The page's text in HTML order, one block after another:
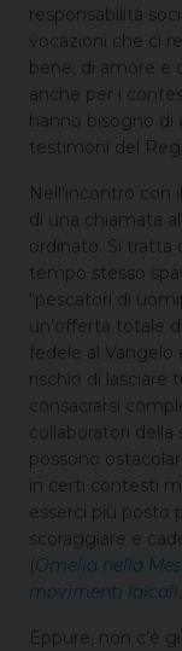
responsabilità
vocazioni che ci
bene, di amore e
anche per i
hanno bisogno di
testimoni del
Nell’incontro con
di una chiamata
ordinato. Si tratta
tempo stesso
“pescatori di
un’offerta totale
fedele al Vangelo
rischio di lasciare
consacrarsi
collaboratori della
possono
in certi contesti
esserci più posto
scoraggiare e
(Omelia nella
movimenti laicali
Eppure, non c’è